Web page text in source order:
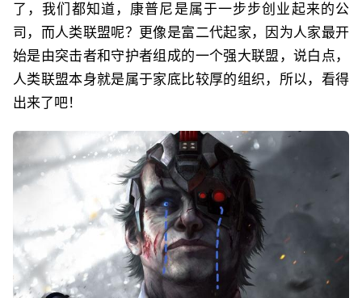
了，我们都知道，康普尼是属于一步步创业起来的公
司，而人类联盟呢？更像是富二代起家，因为人家最开
始是由突击者和守护者组成的一个强大联盟，说白点，
人类联盟本身就是属于家底比较厚的组织，所以，看得
出来了吧！